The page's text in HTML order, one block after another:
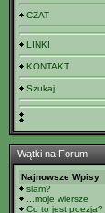
CZAT
LINKI
KONTAKT
Szukaj
Wątki na Forum
Najnowsze Wpisy
slam?
...moje wiersze
Co to jest poezja?